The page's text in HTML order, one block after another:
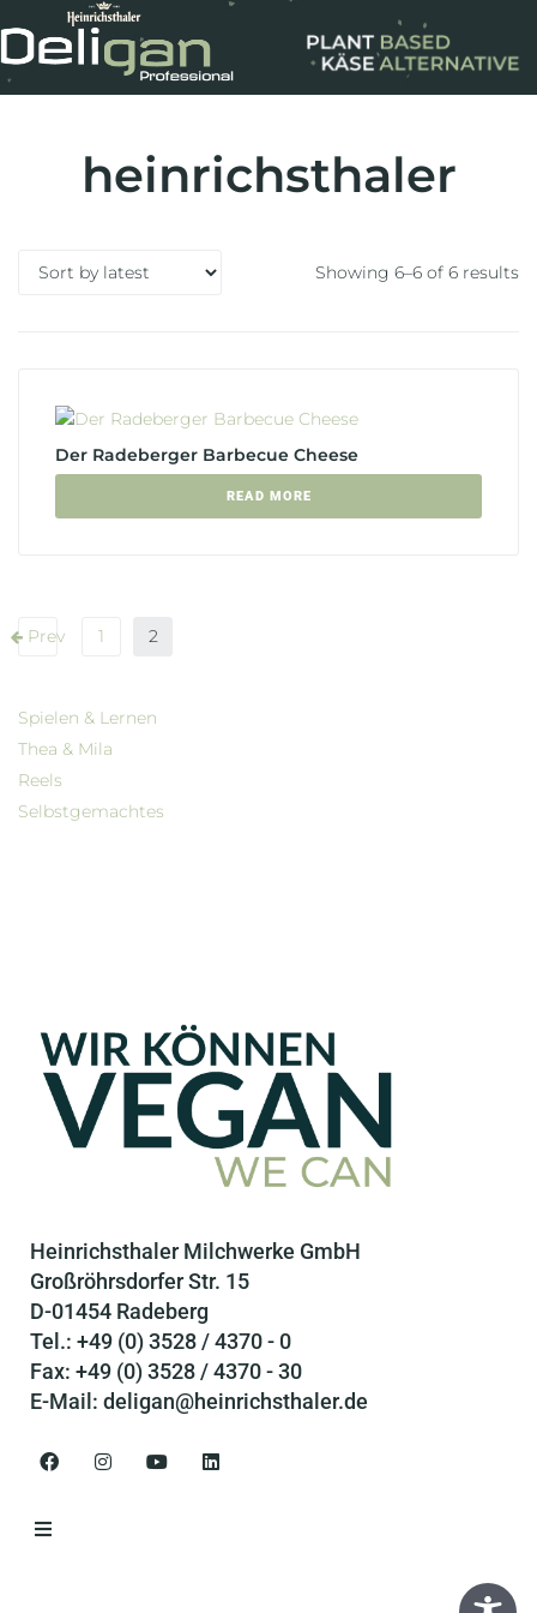
heinrichsthaler
Showing 6–6 of 6 results
Der Radeberger Barbecue Cheese
READ MORE
Prev 1 2
Spielen & Lernen
Thea & Mila
Reels
Selbstgemachtes
Heinrichsthaler Milchwerke GmbH
Großröhrsdorfer Str. 15
D-01454 Radeberg
Tel.: +49 (0) 3528 / 4370 - 0
Fax: +49 (0) 3528 / 4370 - 30
E-Mail: deligan@heinrichsthaler.de